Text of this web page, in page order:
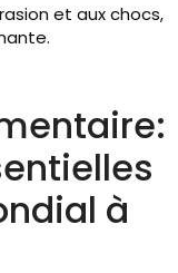
et aux chocs,
à